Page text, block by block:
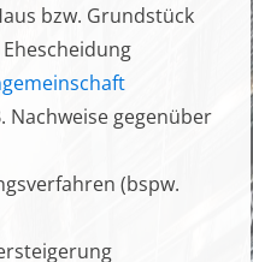
bzw. Grundstück
Nachweise gegenüber
(bspw.